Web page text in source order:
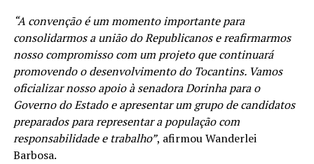
“A convenção é um momento importante para
consolidarmos a união do Republicanos e reafirmarmos
nosso compromisso com um projeto que continuará
promovendo o desenvolvimento do Tocantins. Vamos
oficializar nosso apoio à senadora Dorinha para o
Governo do Estado e apresentar um grupo de candidatos
preparados para representar a população com
responsabilidade e trabalho”, afirmou Wanderlei
Barbosa.